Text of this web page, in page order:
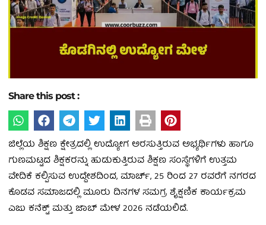
Share this post :
ಜಿಲ್ಲೆಯ ಶಿಕ್ಷಣ ಕ್ಷೇತ್ರದಲ್ಲಿ ಉದ್ಯೋಗ ಅರಸುತ್ತಿರುವ ಅಭ್ಯರ್ಥಿಗಳು ಹಾಗೂ
ಗುಣಮಟ್ಟದ ಶಿಕ್ಷಕರನ್ನು ಹುಡುಕುತ್ತಿರುವ ಶಿಕ್ಷಣ ಸಂಸ್ಥೆಗಳಿಗೆ ಉತ್ತಮ
ವೇದಿಕೆ ಕಲ್ಪಿಸುವ ಉದ್ದೇಶದಿಂದ, ಮಾರ್ಚ್, 25 ರಿಂದ 27 ರವರೆಗೆ ನಗರದ
ಕೊಡವ ಸಮಾಜದಲ್ಲಿ ಮೂರು ದಿನಗಳ ಸಮಗ್ರ ಶೈಕ್ಷಣಿಕ ಕಾರ್ಯಕ್ರಮ
ಎಜು ಕನೆಕ್ಟ್ ಮತ್ತು ಜಾಬ್ ಮೇಳ 2026 ನಡೆಯಲಿದೆ.